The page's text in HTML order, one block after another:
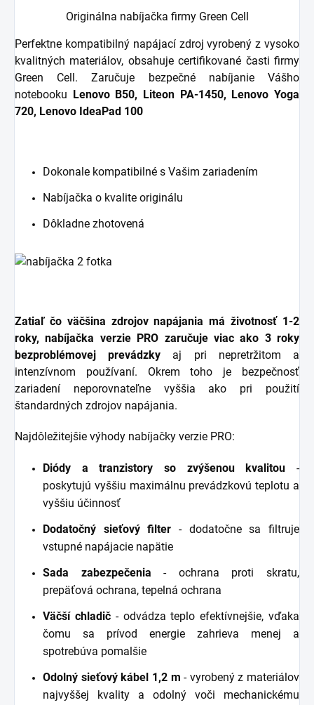
Originálna nabíjačka firmy Green Cell
Perfektne kompatibilný napájací zdroj vyrobený z vysoko
kvalitných materiálov, obsahuje certifikované časti firmy
Green Cell. Zaručuje bezpečné nabíjanie Vášho
notebooku
Lenovo B50, Liteon PA-1450, Lenovo Yoga
720, Lenovo IdeaPad 100
Dokonale kompatibilné s Vašim zariadením
Nabíjačka o kvalite originálu
Dôkladne zhotovená
Zatiaľ čo väčšina zdrojov napájania má životnosť 1-2
roky, nabíjačka verzie PRO zaručuje viac ako 3 roky
bezproblémovej prevádzky aj pri nepretržitom a
intenzívnom používaní. Okrem toho je bezpečnosť
zariadení neporovnateľne vyššia ako pri použití
štandardných zdrojov napájania.
Najdôležitejšie výhody nabíjačky verzie PRO:
Diódy a tranzistory so zvýšenou kvalitou -
poskytujú vyššiu maximálnu prevádzkovú teplotu a
vyššiu účinnosť
Dodatočný sieťový filter - dodatočne sa filtruje
vstupné napájacie napätie
Sada zabezpečenia - ochrana proti skratu,
prepäťová ochrana, tepelná ochrana
Väčší chladič- odvádza teplo efektívnejšie, vďaka
čomu sa prívod energie zahrieva menej a
spotrebúva pomalšie
Odolný sieťový kábel 1,2 m - vyrobený z materiálov
najvyššej kvality a odolný voči mechanickému